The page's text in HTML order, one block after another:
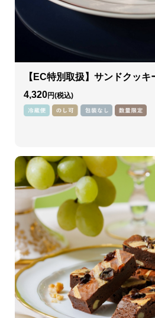
【EC特別取扱】サンドクッキ
4,320円